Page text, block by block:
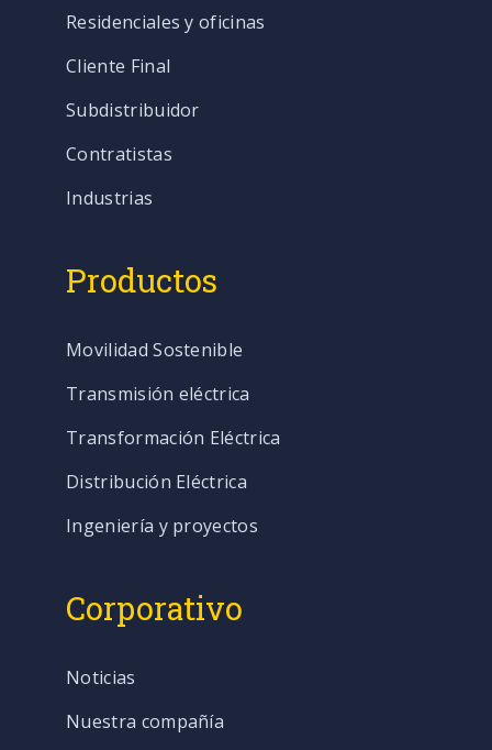
Residenciales y oficinas
Cliente Final
Subdistribuidor
Contratistas
Industrias
Productos
Movilidad Sostenible
Transmisión eléctrica
Transformación Eléctrica
Distribución Eléctrica
Ingeniería y proyectos
Corporativo
Noticias
Nuestra compañía